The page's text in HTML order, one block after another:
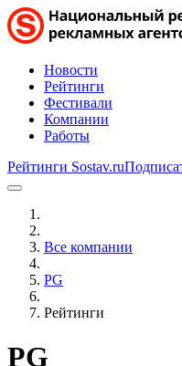
Новости
Рейтинги
Фестивали
Компании
Работы
Рейтинги Sostav.ru
Все компании
PG
Рейтинги
PG